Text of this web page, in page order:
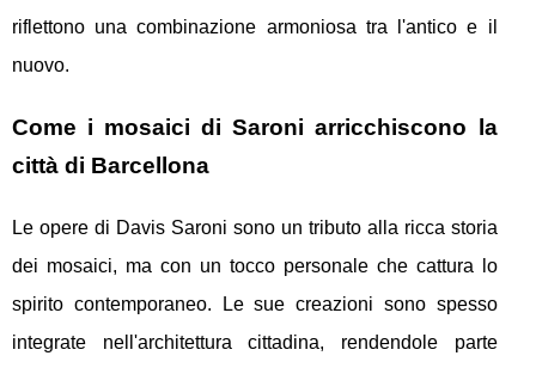
riflettono una combinazione armoniosa tra l'antico e il
nuovo.
Come i mosaici di Saroni arricchiscono la
città di Barcellona
Le opere di Davis Saroni sono un tributo alla ricca storia
dei mosaici, ma con un tocco personale che cattura lo
spirito contemporaneo. Le sue creazioni sono spesso
integrate nell'architettura cittadina, rendendole parte